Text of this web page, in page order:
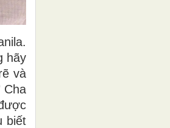
hãy
và
Cha
biết